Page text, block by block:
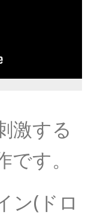
激する
す。
ン(ドロ